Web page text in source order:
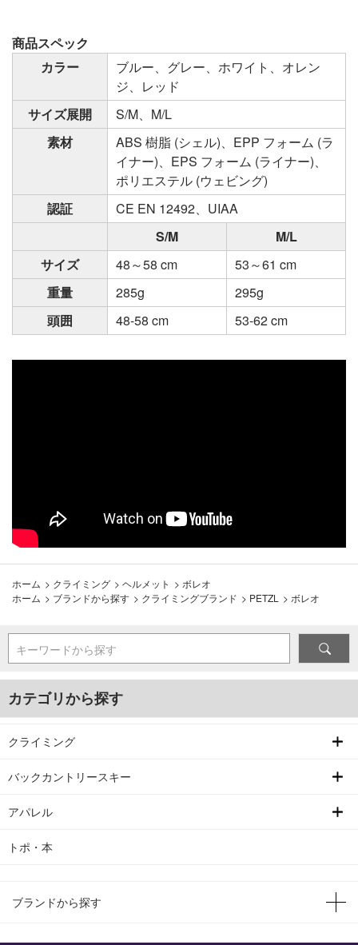
商品スペック
カラー
ブルー、グレー、ホワイト、オレン
ジ、レッド
サイズ展開
S/M、M/L
素材
ABS 樹脂 (シェル)、EPP フォーム (ラ
イナー)、EPS フォーム (ライナー)、
ポリエステル (ウェビング)
認証
CE EN 12492、UIAA
S/M
M/L
サイズ
48～58 cm
53～61 cm
重量
285g
295g
頭囲
48-58 cm 53-62 cm
ホーム > クライミング > ヘルメット > ボレオ
ホーム > ブランドから探す > クライミングブランド > PETZL > ボレオ
キーワードから探す
カテゴリから探す
クライミング
バックカントリースキー
アパレル
トポ・本
ブランドから探す